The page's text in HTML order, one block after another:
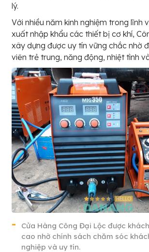
lý.
Với nhiều năm kinh nghiệm trong lĩnh
xuất nhập khẩu các thiết bị cơ khí,
xây dựng được uy tín vững chắc nhờ
viên trẻ trung, năng động, nhiệt tình
Cửa Hàng Công Đại Lộc được
cao nhờ chính sách chăm sóc
nghiệp và uy tín.